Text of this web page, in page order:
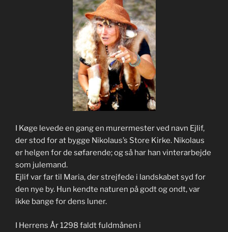
I Køge levede en gang en murermester ved navn Ejlif,
der stod for at bygge Nikolaus’s Store Kirke. Nikolaus
er helgen for de søfarende; og så har han vinterarbejde
som julemand.
Ejlif var far til Maria, der strejfede i landskabet syd for
den nye by. Hun kendte naturen på godt og ondt, var
ikke bange for dens luner.
I Herrens År 1298 faldt fuldmånen i